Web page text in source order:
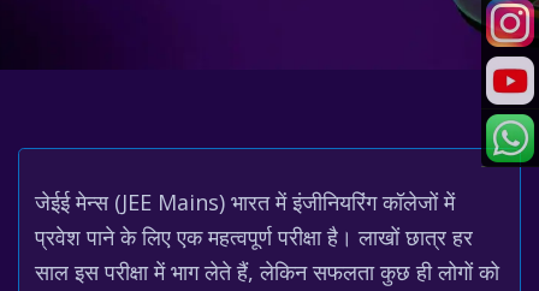
जेईई मेन्स (JEE Mains) भारत में इंजीनियरिंग कॉलेजों में
प्रवेश पाने के लिए एक महत्वपूर्ण परीक्षा है। लाखों छात्र हर
साल इस परीक्षा में भाग लेते हैं, लेकिन सफलता कुछ ही लोगों को